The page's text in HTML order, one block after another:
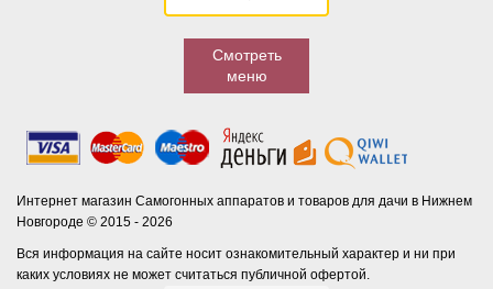
Смотреть
меню
Интернет магазин Самогонных аппаратов и товаров для дачи в Нижнем
Новгороде © 2015 - 2026
Вся информация на сайте носит ознакомительный характер и ни при
каких условиях не может считаться публичной офертой.